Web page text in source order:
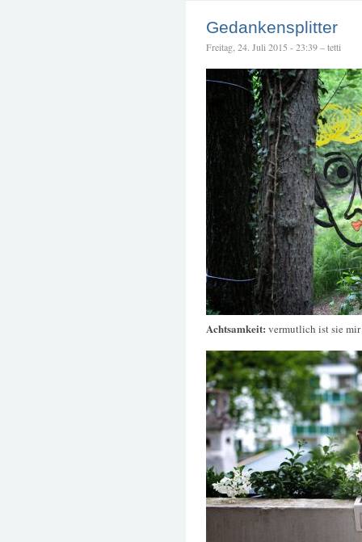
Gedankensplitter
Freitag, 24. Juli 2015 - 23:39 – tetti
Achtsamkeit: vermutlich ist sie